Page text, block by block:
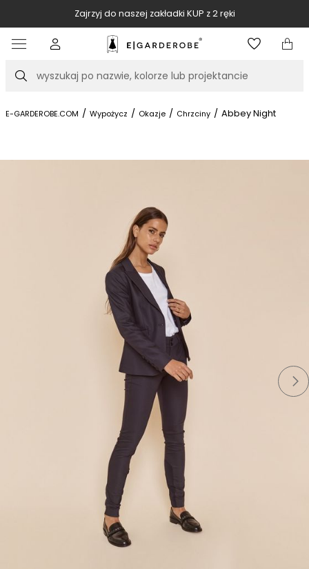
Zajrzyj do naszej zakładki KUP z 2 ręki
Szukaj
E-GARDEROBE.COM / Wypożycz / Okazje / Chrzciny / Abbey Night